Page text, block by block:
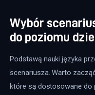
Wybór
do poziomu
Podstawą nauki języka
scenariusza. Warto
które są dostosowane do